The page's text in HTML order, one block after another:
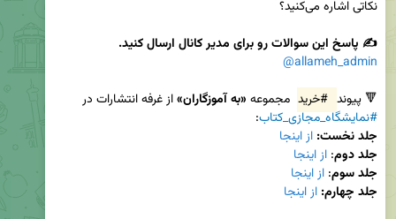
✍️ پاسخ این سوالات رو برای مدیر کانال ارسال کنید.
@allameh_admin
🔻 پیوند #خرید مجموعه «به آموزگاران» از غرفه انتشارات در
#نمایشگاه_مجازی_کتاب:
جلد نخست: از اینجا
جلد دوم: از اینجا
جلد سوم: از اینجا
جلد چهارم: از اینجا